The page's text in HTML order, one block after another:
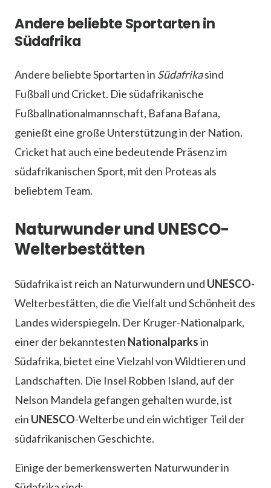
Andere beliebte Sportarten in
Südafrika
Andere beliebte Sportarten in Südafrikasind
Fußball und Cricket. Die südafrikanische
Fußballnationalmannschaft, Bafana Bafana,
genießt eine große Unterstützung in der Nation.
Cricket hat auch eine bedeutende Präsenz im
südafrikanischen Sport, mit den Proteas als
beliebtem Team.
Naturwunder und UNESCO-
Welterbestätten
Südafrika ist reich an Naturwundern und UNESCO-
Welterbestätten, die die Vielfalt und Schönheit des
Landes widerspiegeln. Der Kruger-Nationalpark,
einer der bekanntesten Nationalparksin
Südafrika, bietet eine Vielzahl von Wildtieren und
Landschaften. Die Insel Robben Island, auf der
Nelson Mandela gefangen gehalten wurde, ist
ein UNESCO-Welterbe und ein wichtiger Teil der
südafrikanischen Geschichte.
Einige der bemerkenswerten Naturwunder in